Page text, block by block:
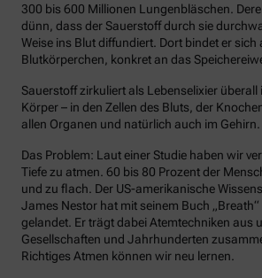
300 bis 600 Millionen Lungenbläschen.
dünn, dass der Sauerstoff durch sie
Weise ins Blut diffundiert. Dort bindet er sich
Blutkörperchen, konkret an das
Sauerstoff zirkuliert als Lebenselixier überall
Körper – in den Zellen des Bluts, der
allen Organen und natürlich auch im Gehirn.
Das Problem: Laut einer Studie haben wir
Tiefe zu atmen. 60 bis 80 Prozent der
und zu flach. Der US-amerikanische
James Nestor hat mit seinem Buch
gelandet. Er trägt dabei Atemtechniken aus
Gesellschaften und Jahrhunderten
Richtiges Atmen können wir neu lernen.